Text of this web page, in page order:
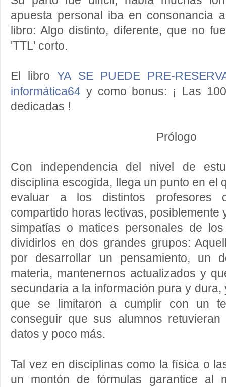
apuesta personal iba en consonancia
libro: Algo distinto, diferente, que no
'TTL' corto.
El libroYA SE PUEDE PRE-
informática64 y como bonus: ¡ Las
dedicadas !
Prólogo
Con independencia del nivel de
disciplina escogida, llega un punto en el
evaluar a los distintos profesores
compartido horas lectivas, posiblemente
simpatías o matices personales de
dividirlos en dos grandes grupos:
por desarrollar un pensamiento, un
materia, mantenernos actualizados y
secundaria a la información pura y
que se limitaron a cumplir con un
conseguir que sus alumnos
datos y poco más.
Tal vez en disciplinas como la física o
un montón de fórmulas garantice al